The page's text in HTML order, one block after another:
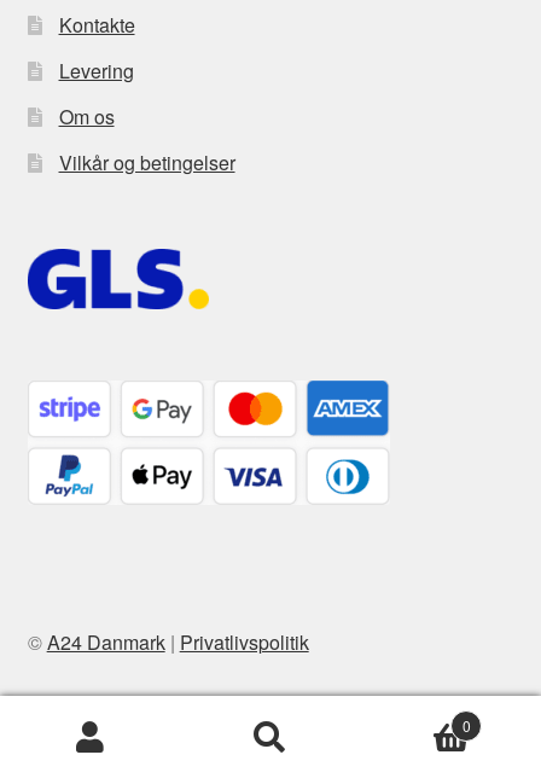
Kontakte
Levering
Om os
Vilkår og betingelser
©A24 Danmark| Privatlivspolitik
0